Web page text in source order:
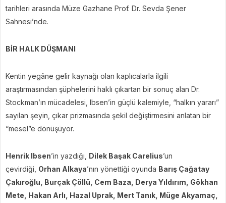
tarihleri arasında Müze Gazhane Prof. Dr. Sevda Şener
Sahnesi’nde.
BİR HALK DÜŞMANI
Kentin yegâne gelir kaynağı olan kaplıcalarla ilgili
araştırmasından şüphelerini haklı çıkartan bir sonuç alan Dr.
Stockman’ın mücadelesi, Ibsen’in güçlü kalemiyle, “halkın yararı”
sayılan şeyin, çıkar prizmasında şekil değiştirmesini anlatan bir
“mesel”e dönüşüyor.
Henrik Ibsen’in yazdığı, Dilek Başak Carelius’un
çevirdiği, Orhan Alkaya’nın yönettiği oyunda Barış Çağatay
Çakıroğlu, Burçak Çöllü, Cem Baza, Derya Yıldırım, Gökhan
Mete, Hakan Arlı, Hazal Uprak, Mert Tanık, Müge Akyamaç,